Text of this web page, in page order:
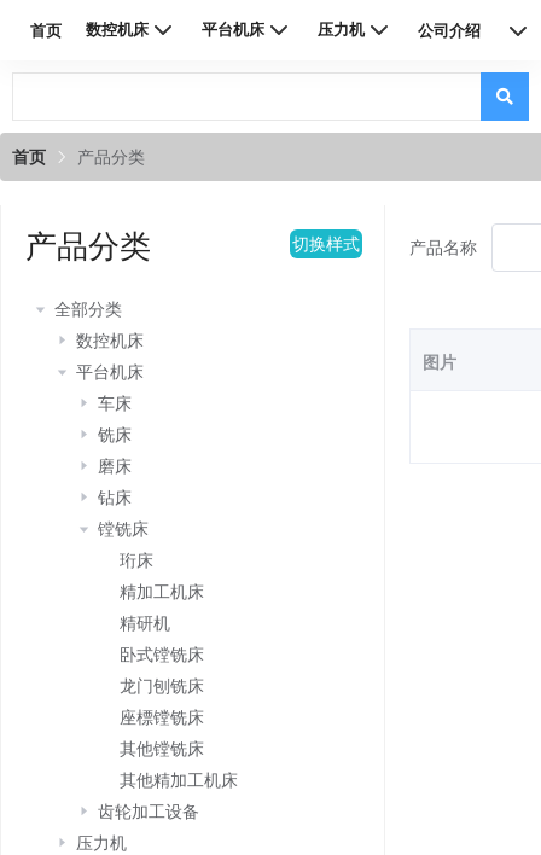
首页 数控机床 平台机床 压力机 公司介绍
首页 产品分类
产品分类 切换样式
全部分类
数控机床
平台机床
车床
铣床
磨床
钻床
镗铣床
珩床
精加工机床
精研机
卧式镗铣床
龙门刨铣床
座標镗铣床
其他镗铣床
其他精加工机床
齿轮加工设备
压力机
产品名称
图片